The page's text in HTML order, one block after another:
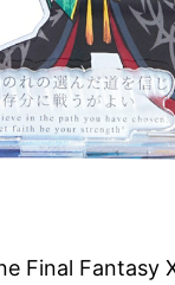
Final Fantasy